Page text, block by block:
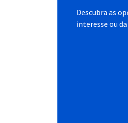
Descubra as
interesse ou